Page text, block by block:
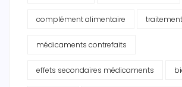
complément alimentaire traitement
médicaments contrefaits
effets secondaires médicaments